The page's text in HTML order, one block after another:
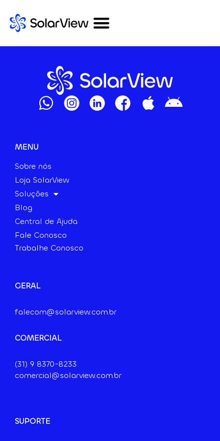
MENU
Sobre nós
Loja SolarView
Soluções
Blog
Central de Ajuda
Fale Conosco
Trabalhe Conosco
GERAL
falecom@solarview.com.br
COMERCIAL
(31) 9 8370-8233
comercial@solarview.com.br
SUPORTE